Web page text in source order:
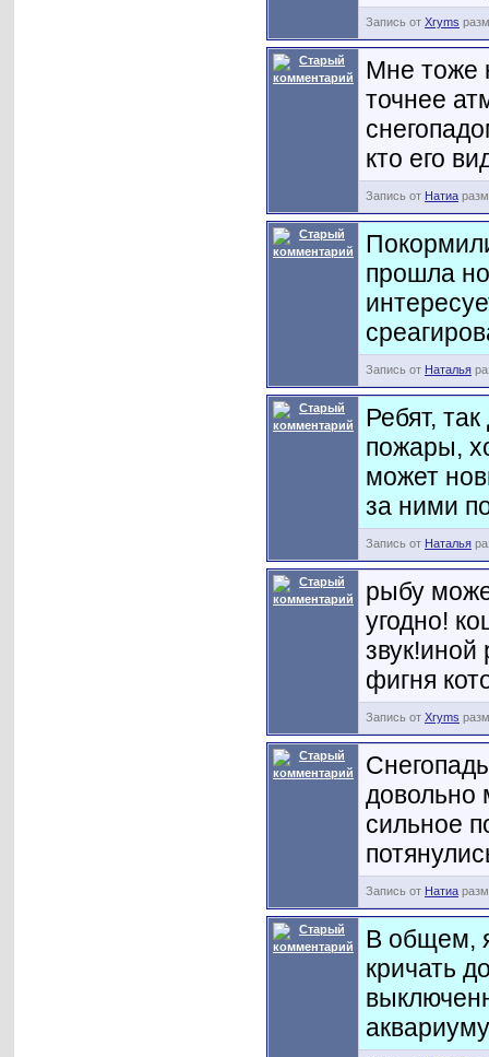
Запись от Xryms
Мне тоже
точнее
кто его
Запись от Натиа
прошла
Запись от Наталья
Ребят,
пожары,
может
за ними
Запись от Наталья
рыбу
угодно!
звук!иной
фигня
Запись от Xryms
довольно
сильное
Запись от Натиа
В общем,
кричать